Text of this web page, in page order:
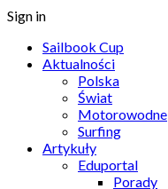
Sign in
Sailbook Cup
Aktualności
Polska
Świat
Motorowodne
Surfing
Artykuły
Eduportal
Porady